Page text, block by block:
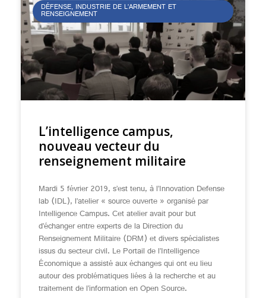
DÉFENSE, INDUSTRIE DE L’ARMEMENT ET
RENSEIGNEMENT
L’intelligence campus,
nouveau vecteur du
renseignement militaire
Mardi 5 février 2019, s’est tenu, à l’Innovation Defense
lab (IDL), l’atelier « source ouverte » organisé par
Intelligence Campus. Cet atelier avait pour but
d’échanger entre experts de la Direction du
Renseignement Militaire (DRM) et divers spécialistes
issus du secteur civil. Le Portail de l’Intelligence
Économique a assisté aux échanges qui ont eu lieu
autour des problématiques liées à la recherche et au
traitement de l’information en Open Source.